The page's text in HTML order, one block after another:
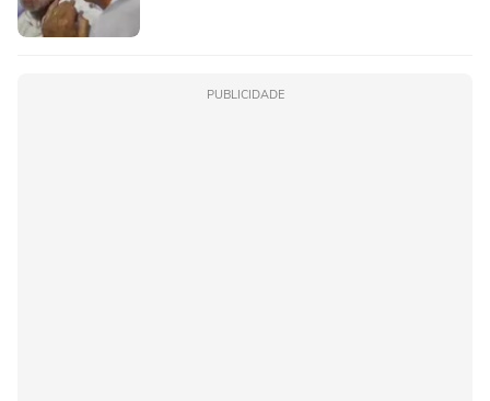
PUBLICIDADE